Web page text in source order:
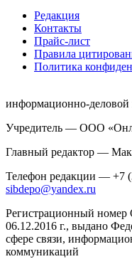
Редакция
Контакты
Прайс-лист
Правила
Политика
информационно-деловой
Учредитель — ООО
Главный редактор —
Телефон редакции — +7
sibdepo@yandex.ru
Регистрационный
06.12.2016 г., выдано
сфере связи,
коммуникаций